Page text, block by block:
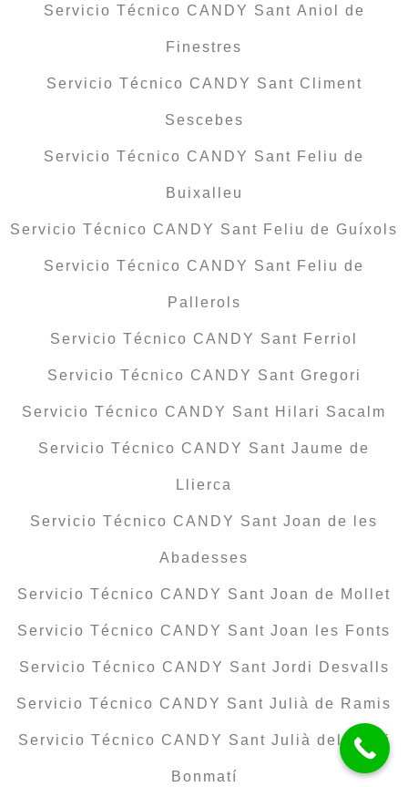
Servicio Técnico CANDY Sant Aniol de
Finestres
Servicio Técnico CANDY Sant Climent
Sescebes
Servicio Técnico CANDY Sant Feliu de
Buixalleu
Servicio Técnico CANDY Sant Feliu de Guíxols
Servicio Técnico CANDY Sant Feliu de
Pallerols
Servicio Técnico CANDY Sant Ferriol
Servicio Técnico CANDY Sant Gregori
Servicio Técnico CANDY Sant Hilari Sacalm
Servicio Técnico CANDY Sant Jaume de
Llierca
Servicio Técnico CANDY Sant Joan de les
Abadesses
Servicio Técnico CANDY Sant Joan de Mollet
Servicio Técnico CANDY Sant Joan les Fonts
Servicio Técnico CANDY Sant Jordi Desvalls
Servicio Técnico CANDY Sant Julià de Ramis
Servicio Técnico CANDY Sant Julià del Llor i
Bonmatí